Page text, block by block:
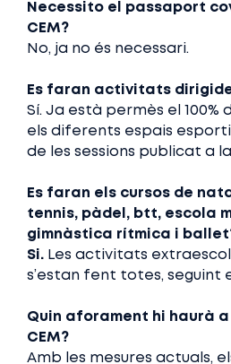
Necessito el passaport
CEM?
No, ja no és necessari.
Es faran activitats
Sí. Ja està permès el 100%
els diferents espais
de les sessions publicat a
Es faran els cursos de
tennis, pàdel, btt, escola
gimnàstica rítmica i
Si. Les activitats
s’estan fent totes, seguint
Quin aforament hi haurà a
CEM?
Amb les mesures actuals,